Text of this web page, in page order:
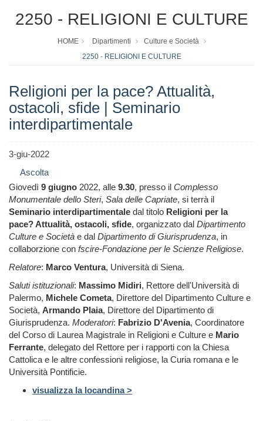
2250 - RELIGIONI E CULTURE
HOME Dipartimenti
Culture e Società
2250 - RELIGIONI E CULTURE
Religioni per la pace? Attualità,
ostacoli, sfide | Seminario
interdipartimentale
3-giu-2022
Ascolta
Giovedì 9 giugno 2022, alle 9.30, presso il Complesso
Monumentale dello Steri, Sala delle Capriate, si terrà il
Seminario interdipartimentale dal titolo Religioni per la
pace? Attualità, ostacoli, sfide, organizzato dal Dipartimento
Culture e Società e dal Dipartimento di Giurisprudenza, in
collaborzione con fscire-Fondazione per le Scienze Religiose.
Relatore: Marco Ventura, Università di Siena.
Saluti istituzionali: Massimo Midiri, Rettore dell'Università di
Palermo, Michele Cometa, Direttore del Dipartimento Culture e
Società, Armando Plaia, Direttore del Dipartimento di
Giurisprudenza. Moderatori: Fabrizio D'Avenia, Coordinatore
del Corso di Laurea Magistrale in Religioni e Culture e Mario
Ferrante, delegato del Rettore per i rapporti con la Chiesa
Cattolica e le altre confessioni religiose, la Curia romana e le
Università Pontificie.
visualizza la locandina >